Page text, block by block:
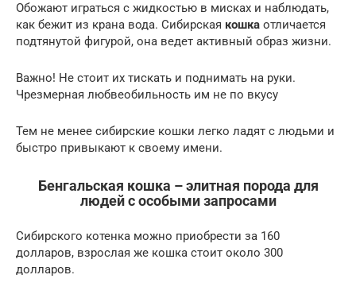
Обожают играться с жидкостью в мисках и наблюдать,
как бежит из крана вода. Сибирская кошка отличается
подтянутой фигурой, она ведет активный образ жизни.
Важно! Не стоит их тискать и поднимать на руки.
Чрезмерная любвеобильность им не по вкусу
Тем не менее сибирские кошки легко ладят с людьми и
быстро привыкают к своему имени.
Бенгальская кошка – элитная порода для
людей с особыми запросами
Сибирского котенка можно приобрести за 160
долларов, взрослая же кошка стоит около 300
долларов.